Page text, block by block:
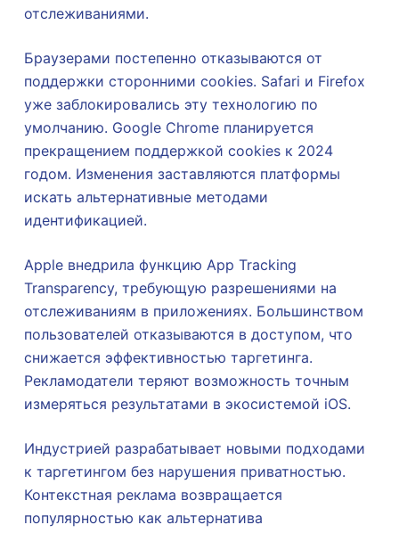
отслеживаниями.
Браузерами постепенно отказываются от
поддержки сторонними cookies. Safari и Firefox
уже заблокировались эту технологию по
умолчанию. Google Chrome планируется
прекращением поддержкой cookies к 2024
годом. Изменения заставляются платформы
искать альтернативные методами
идентификацией.
Apple внедрила функцию App Tracking
Transparency, требующую разрешениями на
отслеживаниям в приложениях. Большинством
пользователей отказываются в доступом, что
снижается эффективностью таргетинга.
Рекламодатели теряют возможность точным
измеряться результатами в экосистемой iOS.
Индустрией разрабатывает новыми подходами
к таргетингом без нарушения приватностью.
Контекстная реклама возвращается
популярностью как альтернатива